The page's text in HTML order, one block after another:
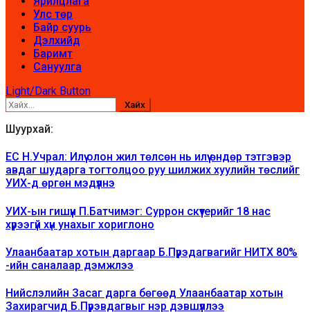
Улс төр
Байр суурь
Дэлхийд
Баримт
Сануулга
Light/Dark Button
Хайх:
Шуурхай:
ЕС Н.Учрал: Илүү олон жил төлсөн нь илүү өндөр тэтгэвэр
авдаг шударга тогтолцоо руу шилжих хуулийн төслийг
УИХ-д өргөн мэдүүлнэ
УИХ-ын гишүүн П.Батчимэг: Суррон скүүтерийг 18 нас
хүрээгүй хүн унахыг хориглоно
Улаанбаатар хотын даргаар Б.Пүрэдагвагийг НИТХ 80%
-ийн саналаар дэмжлээ
Нийслэлийн Засаг дарга бөгөөд Улаанбаатар хотын
Захирагчид Б.Пүрэвдагвыг нэр дэвшүүллээ